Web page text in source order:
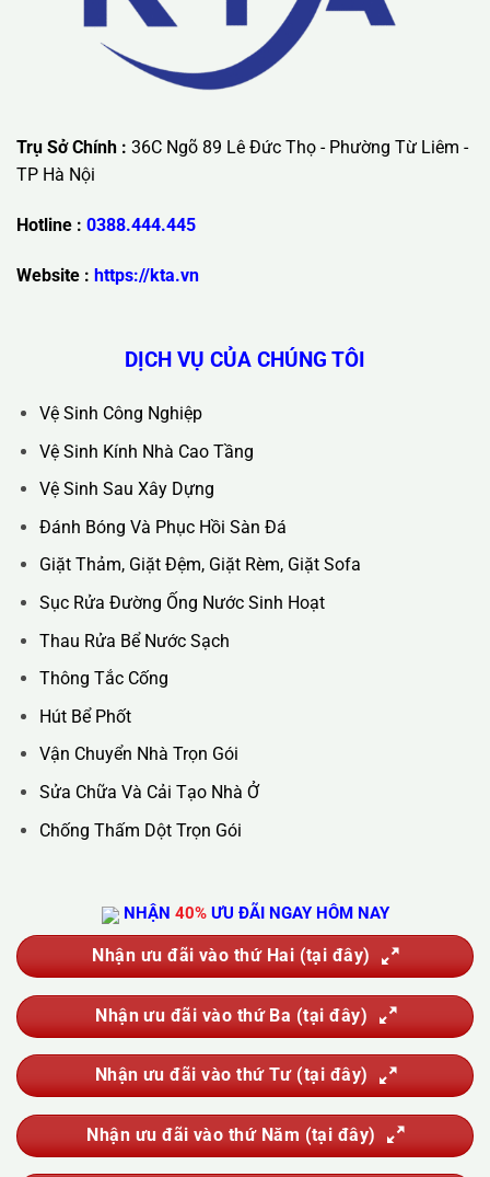
Trụ Sở Chính : 36C Ngõ 89 Lê Đức Thọ - Phường Từ Liêm -
TP Hà Nội
Hotline : 0388.444.445
DỊCH VỤ CỦA CHÚNG TÔI
Vệ Sinh Công Nghiệp
Vệ Sinh Kính Nhà Cao Tầng
Đánh Bóng Và Phục Hồi Sàn Đá
Giặt Thảm, Giặt Đệm, Giặt Rèm, Giặt Sofa
Sục Rửa Đường Ống Nước Sinh Hoạt
Thau Rửa Bể Nước Sạch
Thông Tắc Cống
Hút Bể Phốt
Vận Chuyển Nhà Trọn Gói